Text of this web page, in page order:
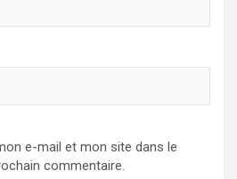
e-mail et mon site dans le
commentaire.